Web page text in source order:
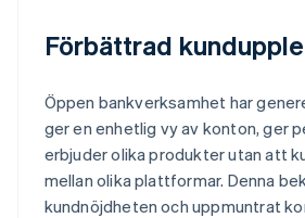
Förbättrad
Öppen bankverksamhet har
ger en enhetlig vy av konton, ger
erbjuder olika produkter utan att
mellan olika plattformar. Denna
kundnöjdheten och uppmuntrat